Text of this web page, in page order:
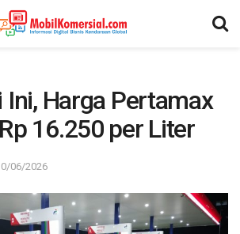
Ini, Harga Pertamax
16.250 per Liter
06/2026